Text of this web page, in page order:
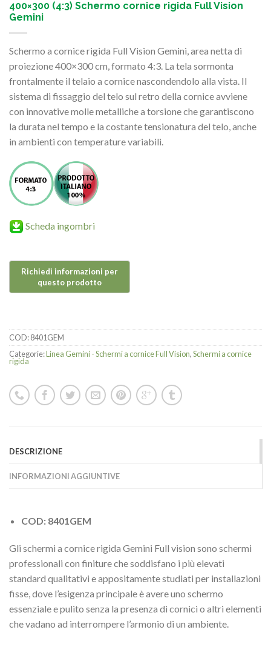
400×300 (4:3) Schermo cornice rigida Full Vision
Gemini
Schermo a cornice rigida Full Vision Gemini, area netta di
proiezione 400×300 cm, formato 4:3. La tela sormonta
frontalmente il telaio a cornice nascondendolo alla vista. Il
sistema di fissaggio del telo sul retro della cornice avviene
con innovative molle metalliche a torsione che garantiscono
la durata nel tempo e la costante tensionatura del telo, anche
in ambienti con temperature variabili.
Scheda ingombri
COD:8401GEM
Categorie:Linea Gemini - Schermi a cornice Full Vision,Schermi a cornice
rigida
DESCRIZIONE
INFORMAZIONI AGGIUNTIVE
COD: 8401GEM
Gli schermi a cornice rigida Gemini Full vision sono schermi
professionali con finiture che soddisfano i più elevati
standard qualitativi e appositamente studiati per installazioni
fisse, dove l’esigenza principale è avere uno schermo
essenziale e pulito senza la presenza di cornici o altri elementi
che vadano ad interrompere l’armonio di un ambiente.